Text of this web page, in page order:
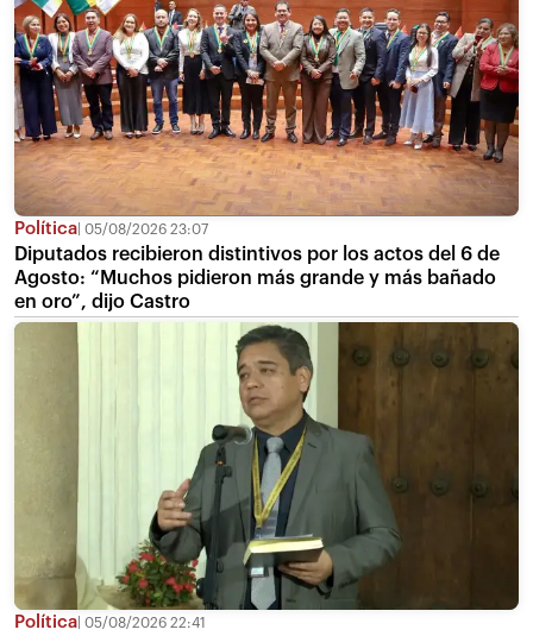
Política 05/08/2026 23:07
Diputados recibieron distintivos por los actos del 6 de
Agosto: “Muchos pidieron más grande y más bañado
en oro”, dijo Castro
Política 05/08/2026 22:41